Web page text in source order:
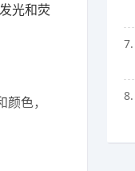
光和荧
色，
7.
8.